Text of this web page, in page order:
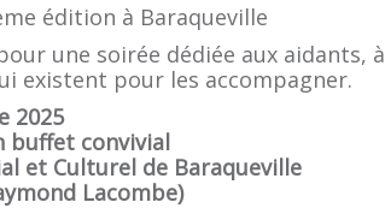
édition à Baraqueville
une soirée dédiée aux aidants, à
existent pour les accompagner.
2025
buffet convivial
et Culturel de Baraqueville
Lacombe)